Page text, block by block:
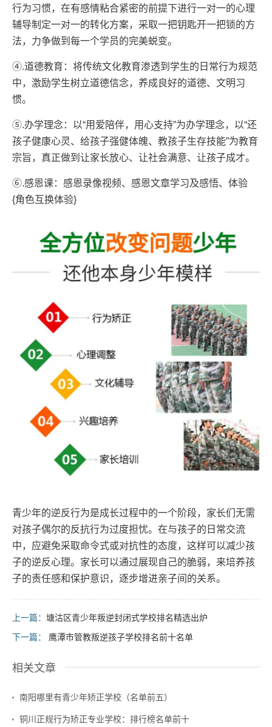
行为习惯，在有感情粘合紧密的前提下进行一对一的心理
辅导制定一对一的转化方案，采取一把钥匙开一把锁的方
法，力争做到每一个学员的完美蜕变。
④.道德教育：将传统文化教育渗透到学生的日常行为规范
中，激励学生树立道德信念，养成良好的道德、文明习
惯。
⑤.办学理念：以“用爱陪伴，用心支持”为办学理念，以“还
孩子健康心灵、给孩子强健体魄、教孩子生存技能”为教育
宗旨，真正做到让家长放心、让社会满意、让孩子成才。
⑥.感恩课：感恩录像视频、感恩文章学习及感悟、体验
{角色互换体验}
青少年的逆反行为是成长过程中的一个阶段，家长们无需
对孩子偶尔的反抗行为过度担忧。在与孩子的日常交流
中，应避免采取命令式或对抗性的态度，这样可以减少孩
子的逆反心理。家长可以通过展现自己的脆弱，来培养孩
子的责任感和保护意识，逐步增进亲子间的关系。
上一篇： 塘沽区青少年叛逆封闭式学校排名精选出炉
下一篇：
鹰潭市管教叛逆孩子学校排名前十名单
相关文章
南阳哪里有青少年矫正学校（名单前五）
铜川正规行为矫正专业学校：排行榜名单前十